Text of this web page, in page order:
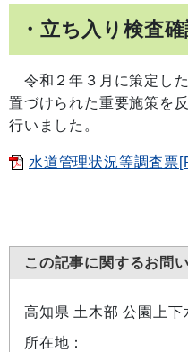
・立ち入り検査
令和２年３月に策定し
置づけられた重要施策を
行いました。
水道管理状況等調査票
この記事に関するお問
高知県 土木部 公園上下
所在地：